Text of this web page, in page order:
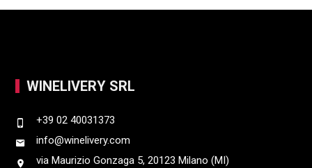
WINELIVERY SRL
+39 02 40031373
info@winelivery.com
via Maurizio Gonzaga 5, 20123 Milano (MI)